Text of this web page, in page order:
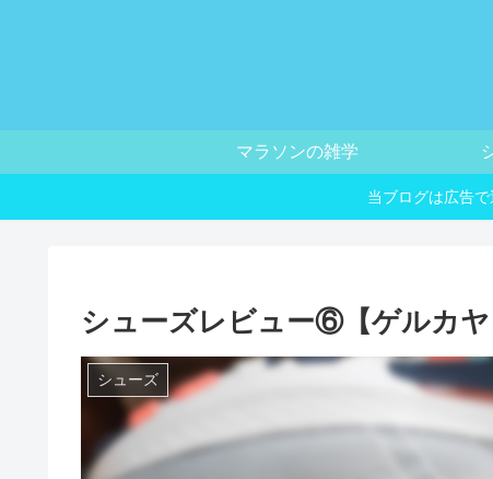
マラソンの雑学
当ブログは広告
シューズレビュー⑥【ゲルカヤ
シューズ